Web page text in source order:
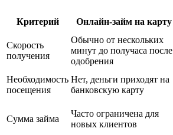
Критерий Онлайн-займ на карту
Скорость
получения
Обычно от нескольких
минут до получаса после
одобрения
Необходимость
посещения
Нет, деньги приходят на
банковскую карту
Сумма займа
Часто ограничена для
новых клиентов